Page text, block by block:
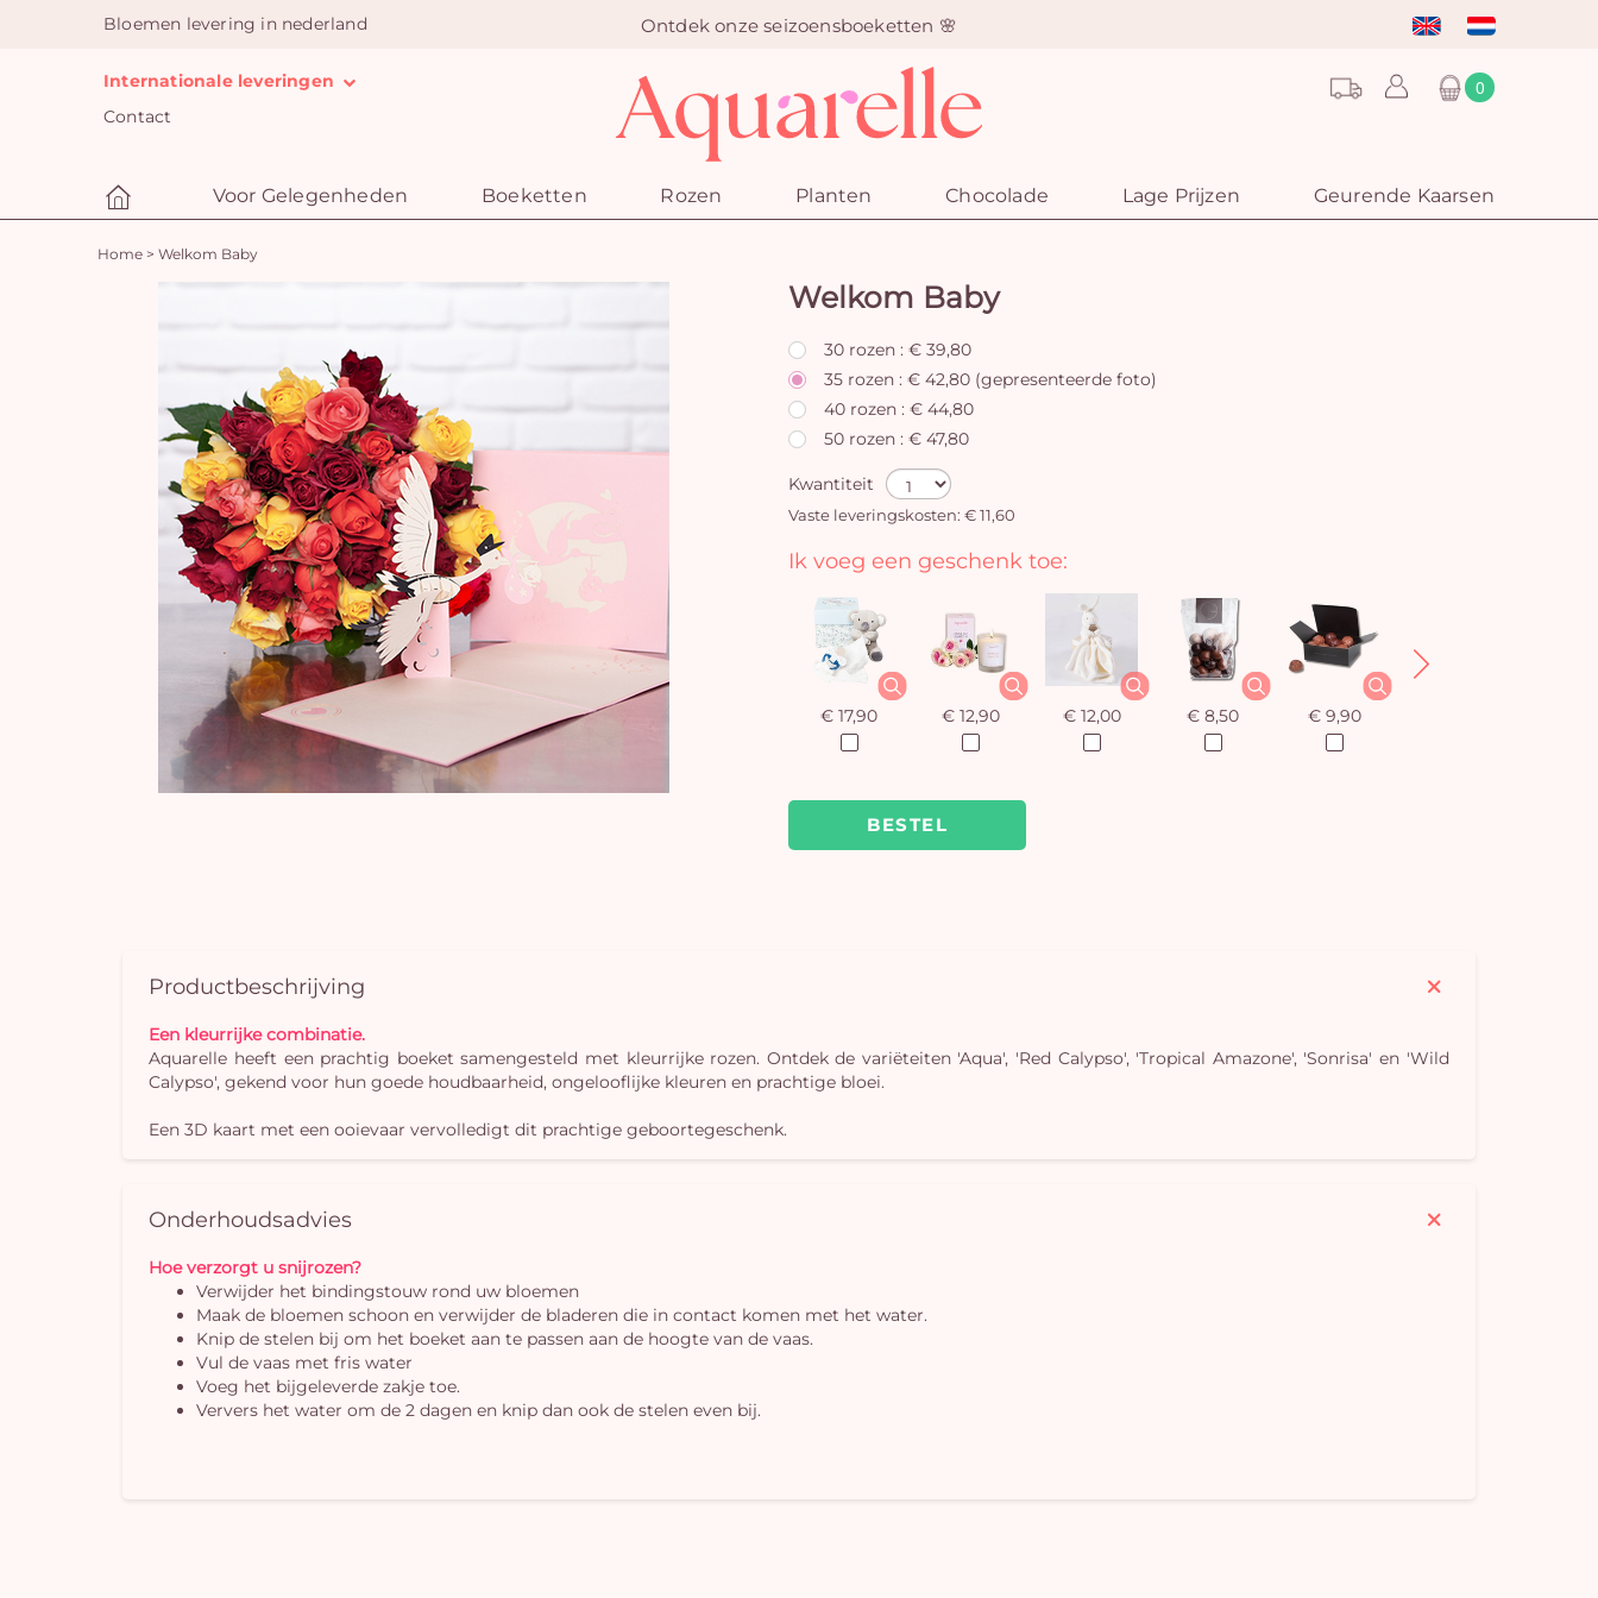
Bloemen levering in nederland Ontdek onze seizoensboeketten 🌸
Internationale leveringen
Contact
0
Voor Gelegenheden Boeketten Rozen Planten Chocolade Lage Prijzen Geurende Kaarsen
Home > Welkom Baby
Welkom Baby
30 rozen : € 39,80
35 rozen : € 42,80 (gepresenteerde foto)
40 rozen : € 44,80
50 rozen : € 47,80
Kwantiteit
Vaste leveringskosten: € 11,60
BESTEL
Ik voeg een geschenk toe:
€ 17,90 € 12,90 € 12,00 € 8,50 € 9,90
Productbeschrijving
Een kleurrijke combinatie.
Aquarelle heeft een prachtig boeket samengesteld met kleurrijke rozen. Ontdek de variëteiten 'Aqua', 'Red Calypso', 'Tropical Amazone', 'Sonrisa' en 'Wild
Calypso', gekend voor hun goede houdbaarheid, ongelooflijke kleuren en prachtige bloei.
Een 3D kaart met een ooievaar vervolledigt dit prachtige geboortegeschenk.
Onderhoudsadvies
Hoe verzorgt u snijrozen?
Verwijder het bindingstouw rond uw bloemen
Maak de bloemen schoon en verwijder de bladeren die in contact komen met het water.
Knip de stelen bij om het boeket aan te passen aan de hoogte van de vaas.
Vul de vaas met fris water
Voeg het bijgeleverde zakje toe.
Ververs het water om de 2 dagen en knip dan ook de stelen even bij.